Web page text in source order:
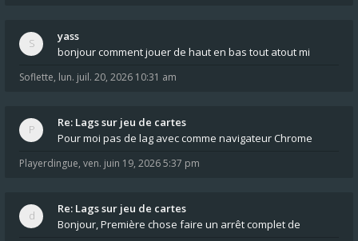
yass
bonjour comment jouer de haut en bas tout atout mi
Soflette, lun. juil. 20, 2026 10:31 am
Re: Lags sur jeu de cartes
Pour moi pas de lag avec comme navigateur Chrome
Playerdingue, ven. juin 19, 2026 5:37 pm
Re: Lags sur jeu de cartes
Bonjour, Première chose faire un arrêt complet de